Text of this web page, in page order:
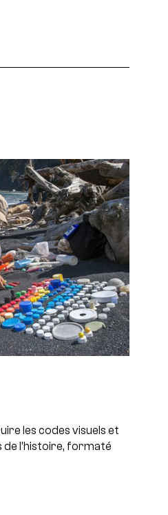
les codes visuels et
de l’histoire, formaté